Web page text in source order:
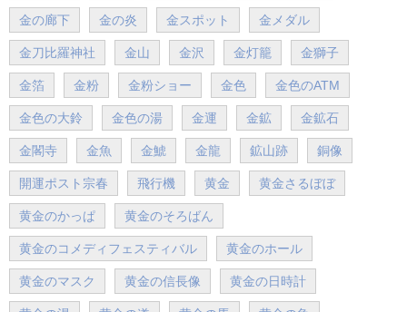
金の廊下 金の炎 金スポット 金メダル
金刀比羅神社 金山 金沢 金灯籠 金獅子
金箔 金粉 金粉ショー 金色 金色のATM
金色の大鈴 金色の湯 金運 金鉱 金鉱石
金閣寺 金魚 金鯱 金龍 鉱山跡 銅像
開運ポスト宗春 飛行機 黄金 黄金さるぼぼ
黄金のかっぱ 黄金のそろばん
黄金のコメディフェスティバル 黄金のホール
黄金のマスク 黄金の信長像 黄金の日時計